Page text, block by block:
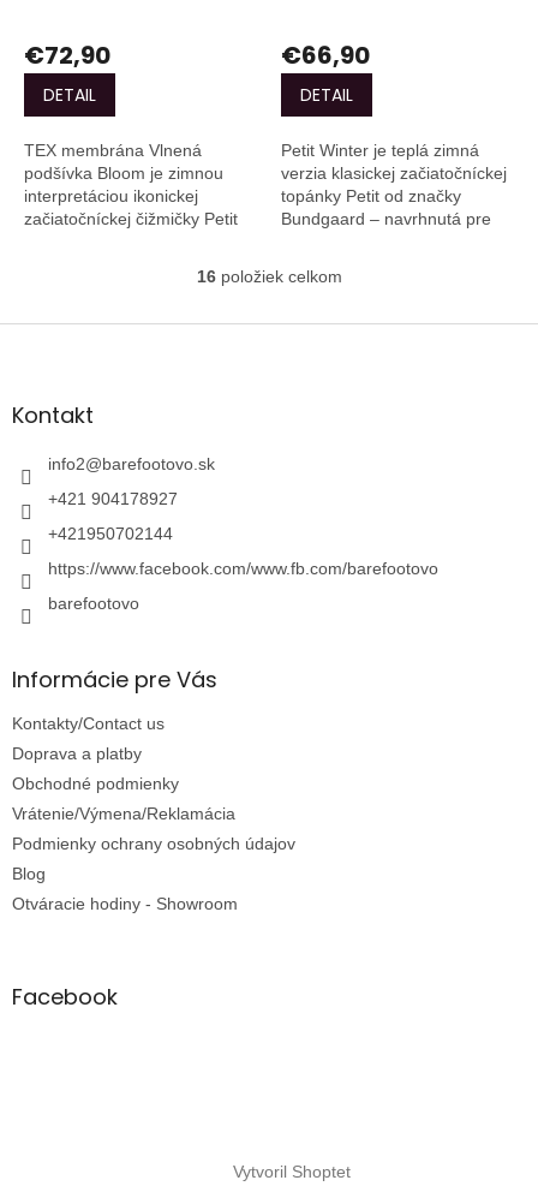
€72,90
DETAIL
TEX membrána Vlnená
podšívka Bloom je zimnou
interpretáciou ikonickej
začiatočníckej čižmičky Petit
€66,90
DETAIL
Petit Winter je teplá zimná
verzia klasickej začiatočníckej
topánky Petit od značky
Bundgaard – navrhnutá pre
O
l
k
y
16položiek celkom
Z
äKontakt
info2@barefootovo.sk
+421 904178927
+421950702144
https://www.facebook.com/www.fb.com/barefootovo
barefootovo
Informácie pre Vás
Kontakty/Contact us
Doprava a platby
Obchodné podmienky
Vrátenie/Výmena/Reklamácia
Podmienky ochrany osobných údajov
Blog
Otváracie hodiny - Showroom
Facebook
Vytvoril Shoptet